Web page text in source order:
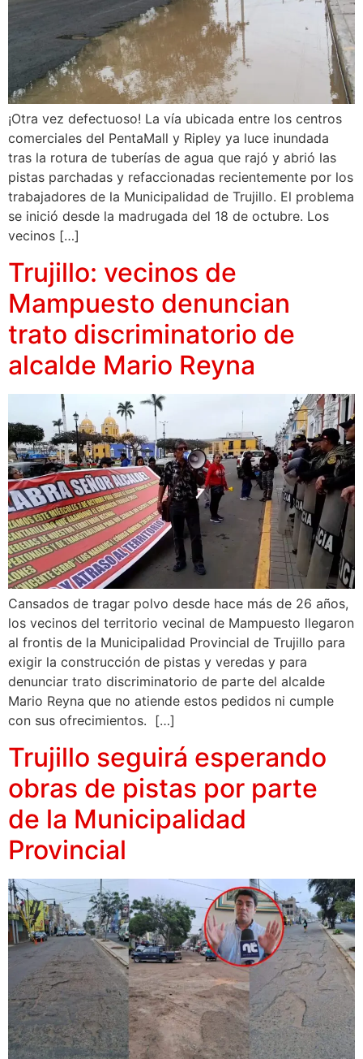
¡Otra vez defectuoso! La vía ubicada entre los centros
comerciales del PentaMall y Ripley ya luce inundada
tras la rotura de tuberías de agua que rajó y abrió las
pistas parchadas y refaccionadas recientemente por los
trabajadores de la Municipalidad de Trujillo. El problema
se inició desde la madrugada del 18 de octubre. Los
vecinos […]
Trujillo: vecinos de
Mampuesto denuncian
trato discriminatorio de
alcalde Mario Reyna
Cansados de tragar polvo desde hace más de 26 años,
los vecinos del territorio vecinal de Mampuesto llegaron
al frontis de la Municipalidad Provincial de Trujillo para
exigir la construcción de pistas y veredas y para
denunciar trato discriminatorio de parte del alcalde
Mario Reyna que no atiende estos pedidos ni cumple
con sus ofrecimientos. […]
Trujillo seguirá esperando
obras de pistas por parte
de la Municipalidad
Provincial